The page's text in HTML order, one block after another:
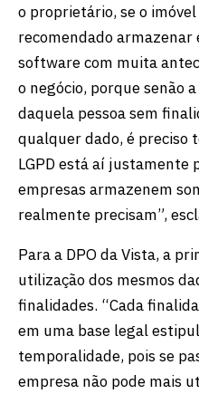
o proprietário, se o
recomendado armazenar
software com muita
o negócio, porque senão
daquela pessoa sem
qualquer dado, é preciso
LGPD está aí justamente
empresas armazenem
realmente precisam”,
Para a DPO da Vista, a
utilização dos mesmos
finalidades. “Cada
em uma base legal
temporalidade, pois se
empresa não pode mais